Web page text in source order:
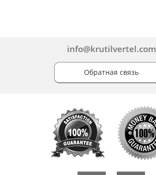
info@krutilvertel.com
Обратная связь